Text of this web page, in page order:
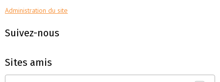
Administration du site
Suivez-nous
Sites amis